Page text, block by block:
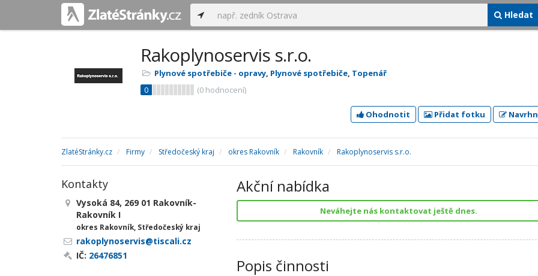
Hledat
Rakoplynoservis s.r.o.
Plynové spotřebiče - opravy, Plynové spotřebiče, Topenář
0
(0 hodnocení)
Ohodnotit Přidat fotku
ZlatéStránky.cz Firmy Středočeský kraj okres Rakovník Rakovník Rakoplynoservis s.r.o.
Akční nabídka
Neváhejte nás kontaktovat ještě dnes.
Popis činnosti
Kontakty
Vysoká 84, 269 01 Rakovník-
Rakovník I
okres Rakovník, Středočeský kraj
rakoplynoservis@tiscali.cz
IČ: 26476851